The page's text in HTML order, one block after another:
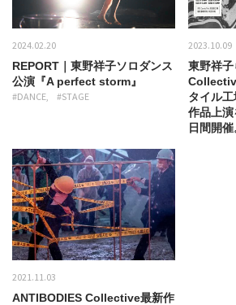
2024.02.20
REPORT｜東野祥子ソロダンス
公演『A perfect storm』
#DANCE #STAGE
2023.10.09
東野祥
タイル
作品上
日間開催
2021.11.03
ANTIBODIES Collective最新作